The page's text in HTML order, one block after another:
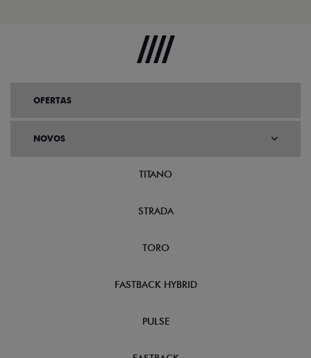
OFERTAS
NOVOS
TITANO
STRADA
TORO
FASTBACK HYBRID
PULSE